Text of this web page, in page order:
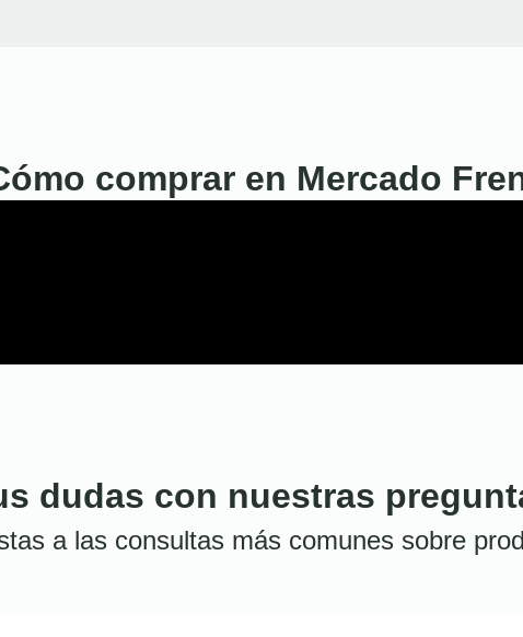
comprar en Mercado
dudas con nuestras
a las consultas más comunes sobre